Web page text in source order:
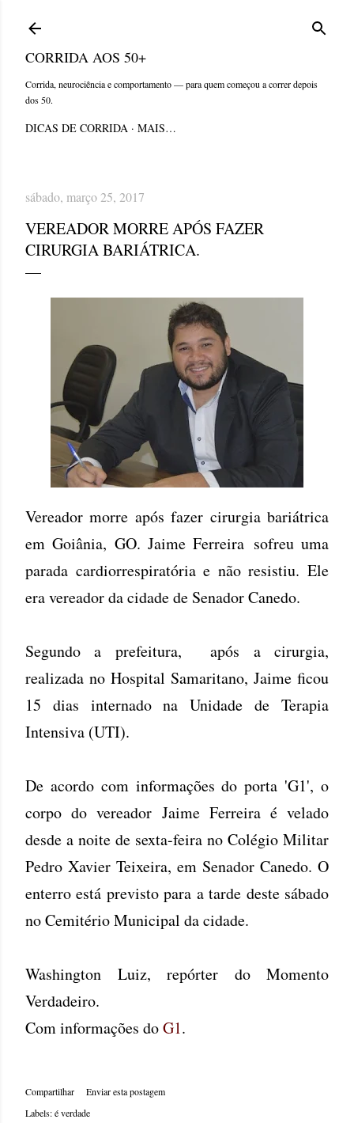
CORRIDA AOS 50+
Corrida, neurociência e comportamento — para quem começou a correr depois
dos 50.
DICAS DE CORRIDA MAIS…
sábado, março 25, 2017
VEREADOR MORRE APÓS FAZER
CIRURGIA BARIÁTRICA.
Vereador morre após fazer cirurgia bariátrica
em Goiânia, GO. Jaime Ferreira sofreu uma
parada cardiorrespiratória e não resistiu. Ele
era vereador da cidade de Senador Canedo.
Segundo a prefeitura, após a cirurgia,
realizada no Hospital Samaritano, Jaime ficou
15 dias internado na Unidade de Terapia
Intensiva (UTI).
De acordo com informações do porta 'G1', o
corpo do vereador Jaime Ferreira é velado
desde a noite de sexta-feira no Colégio Militar
Pedro Xavier Teixeira, em Senador Canedo. O
enterro está previsto para a tarde deste sábado
no Cemitério Municipal da cidade.
Washington Luiz, repórter do Momento
Verdadeiro.
Com informações doG1.
Compartilhar
Enviar esta postagem
Labels:é verdade